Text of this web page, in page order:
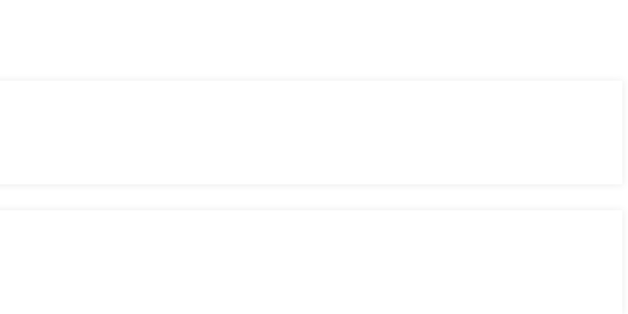
senza complicazioni.
del mercato.
piattaforme e dApp.